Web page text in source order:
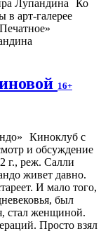
Ко
в арт-галерее
16+
Киноклуб с
и обсуждение
г., реж. Салли
живет давно.
И мало того,
был
стал женщиной.
Просто взял